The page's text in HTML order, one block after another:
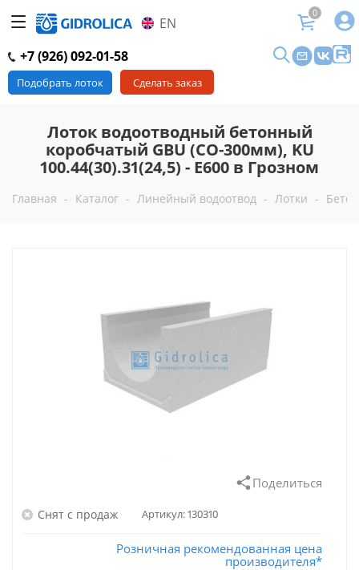
EN
0
+7 (926) 092-01-58
Подобрать лоток Сделать заказ
Лоток водоотводный бетонный
коробчатый GBU (СО-300мм), KU
100.44(30).31(24,5) - E600 в Грозном
Главная - Каталог - Линейный водоотвод - Лотки -
Поделиться
Снят с продаж Артикул:130310
Розничная рекомендованная цена
производителя*